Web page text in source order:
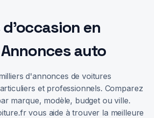
en
auto
d'annonces de voitures
et professionnels. Comparez
marque, modèle, budget ou ville.
vous aide à trouver la meilleure